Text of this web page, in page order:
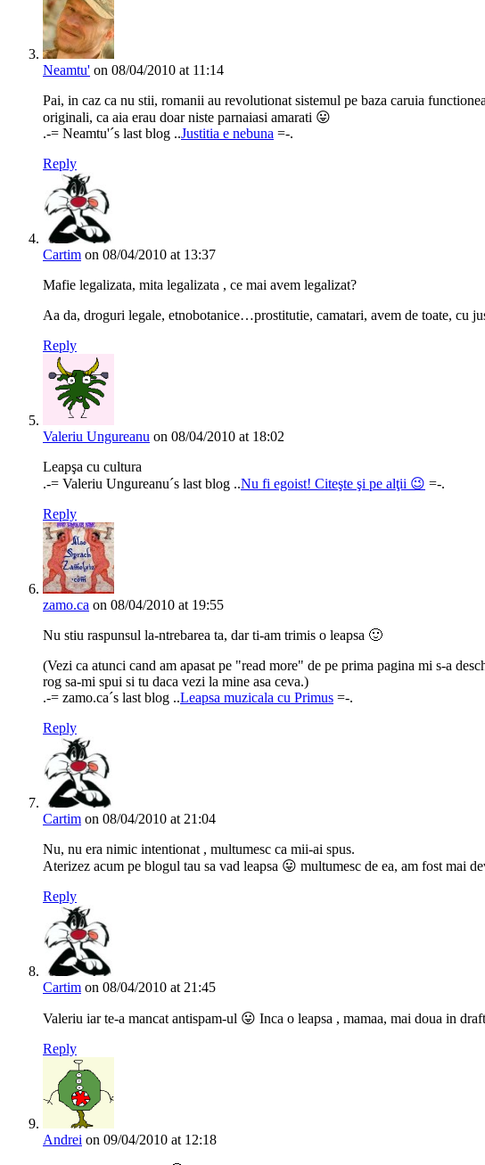
Neamtu' on 08/04/2010 at 11:14
Pai, in caz ca nu stii, romanii au revolutionat sistemul pe baza caruia
originali, ca aia erau doar niste parnaiasi amarati 😛
.-= Neamtu'´s last blog ..Justitia e nebuna =-.
Reply
Cartim on 08/04/2010 at 13:37
Mafie legalizata, mita legalizata , ce mai avem legalizat?
Aa da, droguri legale, etnobotanice…prostitutie, camatari, avem de toate, cu
Reply
Valeriu Ungureanu on 08/04/2010 at 18:02
Leapşa cu cultura
.-= Valeriu Ungureanu´s last blog ..Nu fi egoist! Citeşte şi pe alţii 😉 =-.
Reply
zamo.ca on 08/04/2010 at 19:55
Nu stiu raspunsul la-ntrebarea ta, dar ti-am trimis o leapsa 🙂
(Vezi ca atunci cand am apasat pe "read more" de pe prima pagina mi s-a
rog sa-mi spui si tu daca vezi la mine asa ceva.)
.-= zamo.ca´s last blog ..Leapsa muzicala cu Primus =-.
Reply
Cartim on 08/04/2010 at 21:04
Nu, nu era nimic intentionat , multumesc ca mii-ai spus.
Aterizez acum pe blogul tau sa vad leapsa 😛 multumesc de ea, am fost mai
Reply
Cartim on 08/04/2010 at 21:45
Valeriu iar te-a mancat antispam-ul 😛 Inca o leapsa , mamaa, mai doua in
Reply
Andrei on 09/04/2010 at 12:18